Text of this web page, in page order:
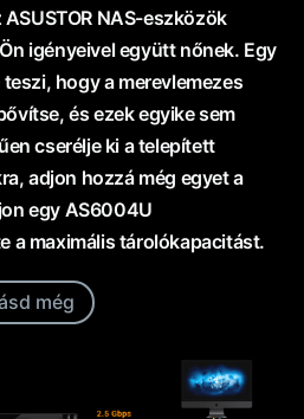
NAS-eszközök
igényeivel együtt nőnek. Egy
hogy a merevlemezes
és ezek egyike sem
cserélje ki a telepített
adjon hozzá még egyet a
egy AS6004U
a maximális tárolókapacitást.
még